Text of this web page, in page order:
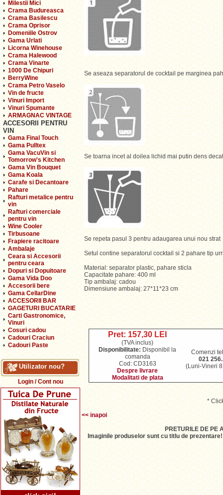
Milestii Mici
Crama Budureasca
Crama Basilescu
Crama Oprisor
Domeniile Ostrov
Gama Urlati
Licorna Winehouse
Crama Halewood
Crama Vinarte
1000 De Chipuri
BerryWine
Crama Petro Vaselo
Vin de fructe
Vinuri Import
Vinuri Spumante
ARMAGNAC VINTAGE
ACCESORII PENTRU
VIN
Gama Final Touch
Gama Pulltex
Gama VacuVin si
Tomorrow's Kitchen
Gama Vin Bouquet
Gama Koala
Carafe si Decantoare
Pahare
Rafturi metalice pentru
vin
Rafturi comerciale
pentru vin
Wine Cooler
Tirbusoane
Frapiere racitoare
Ambalaje
Ceara si Accesorii
pentru ceara
Dopuri si Dopuitoare
Gama Vida Doo
Accesorii bere
Gama CellarDine
ACCESORII BAR
GAGETURI BUCATARIE
Carti Gastronomice,
Vinuri
Cosuri cadou
Cadouri Craciun
Cadouri Paste
Utilizator nou?
Login / Cont nou
Se aseaza separatorul de cocktail pe marginea
Se toarna incet al doilea lichid mai putin dens
Se repeta pasul 3 pentru adaugarea unui nou strat
Setul contine separatorul cocktail si 2 pahare tip
Material: separator plastic, pahare sticla
Capacitate pahare: 400 ml
Tip ambalaj: cadou
Dimensiune ambalaj: 27*11*23 cm
Pret: 157,30 LEI
(TVA inclus)
Disponibilitate: Disponibil la
comanda
Cod: CD3163
Despre livrare
Modalitati de plata
Comenzi
021
(Luni-Vineri
*
<< inapoi
PRETURILE DE PE
Imaginile produselor sunt cu titlu de